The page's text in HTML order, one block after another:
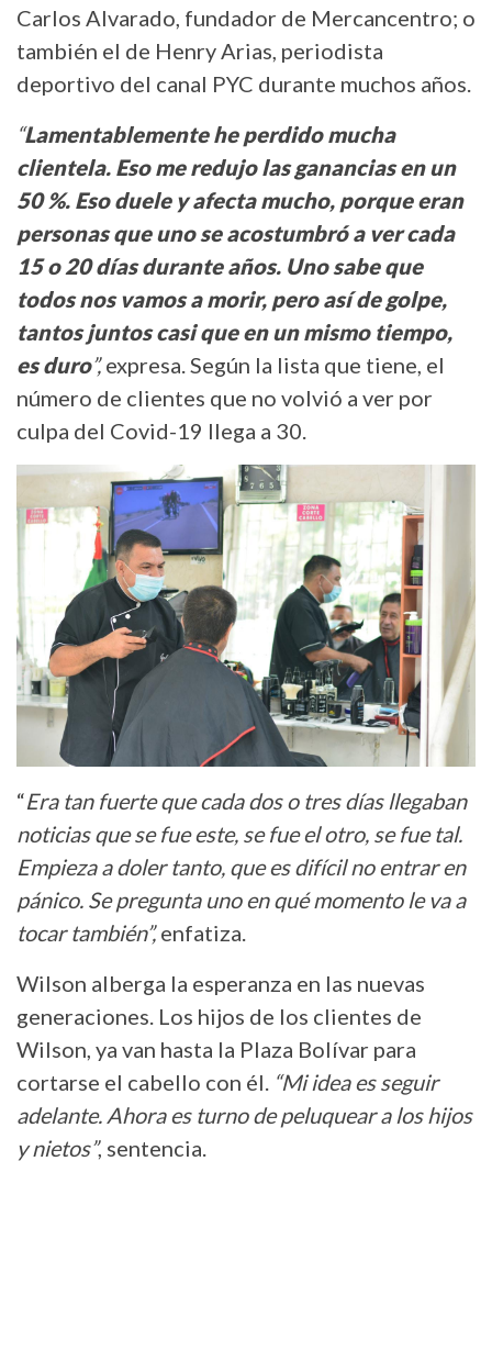
Carlos Alvarado, fundador de Mercancentro; o
también el de Henry Arias, periodista
deportivo del canal PYC durante muchos años.
“Lamentablemente he perdido mucha
clientela. Eso me redujo las ganancias en un
50 %. Eso duele y afecta mucho, porque eran
personas que uno se acostumbró a ver cada
15 o 20 días durante años. Uno sabe que
todos nos vamos a morir, pero así de golpe,
tantos juntos casi que en un mismo tiempo,
es duro”,expresa. Según la lista que tiene, el
número de clientes que no volvió a ver por
culpa del Covid-19 llega a 30.
“Era tan fuerte que cada dos o tres días llegaban
noticias que se fue este, se fue el otro, se fue tal.
Empieza a doler tanto, que es difícil no entrar en
pánico. Se pregunta uno en qué momento le va a
tocar también”,enfatiza.
Wilson alberga la esperanza en las nuevas
generaciones. Los hijos de los clientes de
Wilson, ya van hasta la Plaza Bolívar para
cortarse el cabello con él. “Mi idea es seguir
adelante. Ahora es turno de peluquear a los hijos
y nietos”, sentencia.